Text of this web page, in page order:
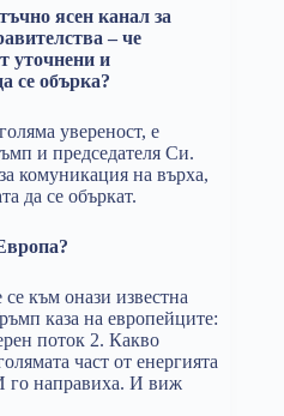
ясен канал за
– че
уточнени и
се обърка?
увереност, е
и председателя Си.
комуникация на върха,
да се объркат.
към онази известна
каза на европейците:
поток 2. Какво
част от енергията
го направиха. И виж